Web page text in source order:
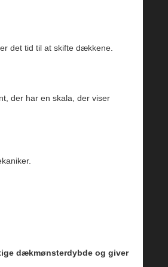
det tid til at skifte dækkene.
der har en skala, der viser
dækmønsterdybde og giver